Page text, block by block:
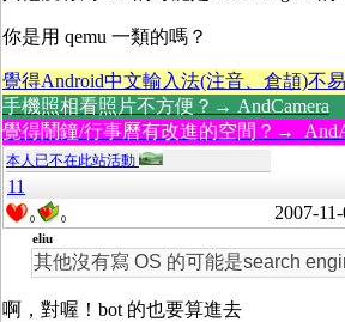
你是用 qemu 一類的嗎？
覺得Android中文輸入法(注音、倉頡)不
手機照相看照片不方便？→ AndCamera
覺得鬧鐘/行事曆有改進的空間？→
本人已不在此站活動
11
0 0 2007-
eliu
其他沒有寫 OS 的可能是search
啊，對喔！bot 的也要算進去